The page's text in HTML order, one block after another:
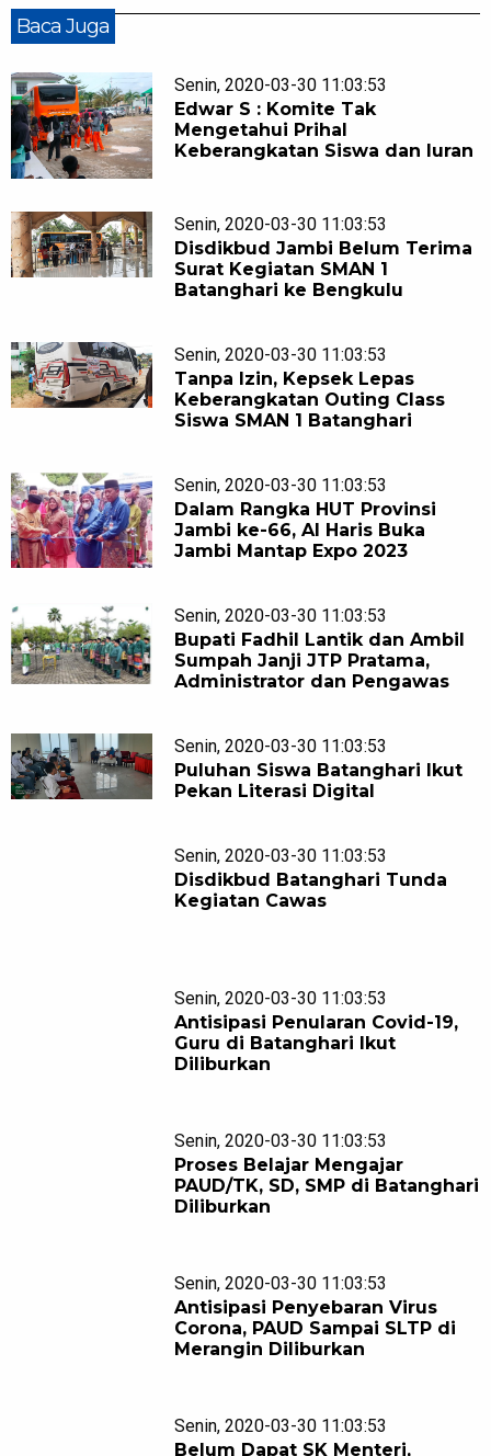
Baca Juga
Senin, 2020-03-30 11:03:53
Edwar S : Komite Tak
Mengetahui Prihal
Keberangkatan Siswa dan Iuran
Senin, 2020-03-30 11:03:53
Disdikbud Jambi Belum Terima
Surat Kegiatan SMAN 1
Batanghari ke Bengkulu
Senin, 2020-03-30 11:03:53
Tanpa Izin, Kepsek Lepas
Keberangkatan Outing Class
Siswa SMAN 1 Batanghari
Senin, 2020-03-30 11:03:53
Dalam Rangka HUT Provinsi
Jambi ke-66, Al Haris Buka
Jambi Mantap Expo 2023
Senin, 2020-03-30 11:03:53
Bupati Fadhil Lantik dan Ambil
Sumpah Janji JTP Pratama,
Administrator dan Pengawas
Senin, 2020-03-30 11:03:53
Puluhan Siswa Batanghari Ikut
Pekan Literasi Digital
Senin, 2020-03-30 11:03:53
Disdikbud Batanghari Tunda
Kegiatan Cawas
Senin, 2020-03-30 11:03:53
Antisipasi Penularan Covid-19,
Guru di Batanghari Ikut
Diliburkan
Senin, 2020-03-30 11:03:53
Proses Belajar Mengajar
PAUD/TK, SD, SMP di Batanghari
Diliburkan
Senin, 2020-03-30 11:03:53
Antisipasi Penyebaran Virus
Corona, PAUD Sampai SLTP di
Merangin Diliburkan
Senin, 2020-03-30 11:03:53
Belum Dapat SK Menteri,